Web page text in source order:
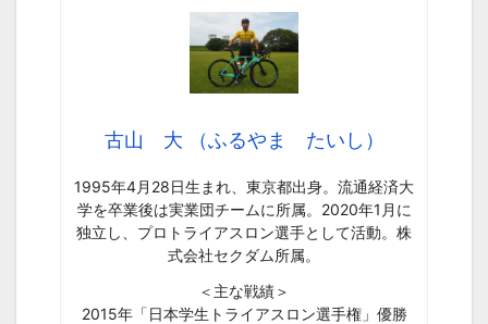
古山 大 （ふるやま たいし）
1995年4月28日生まれ、東京都出身。流通経済大
学を卒業後は実業団チームに所属。2020年1月に
独立し、プロトライアスロン選手として活動。株
式会社セクダム所属。
＜主な戦績＞
2015年「日本学生トライアスロン選手権」優勝